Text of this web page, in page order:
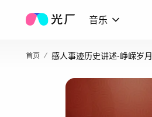
音乐
首页 感人事迹历史讲述-峥嵘岁月